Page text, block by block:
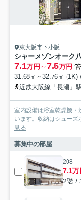
東大阪市下小阪
シャーメゾンオーク
7.1万円～7.5万円
31.68㎡～32.76㎡ (1K)
近鉄大阪線「長瀬」
室内設備は浴室乾燥機・
います。収納はシューズ
見る
募集中の部屋
208
7.1万
2階 /